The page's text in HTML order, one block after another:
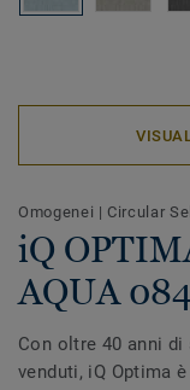
Omogenei | Circular
iQ
AQUA
Con oltre 40 anni
venduti, iQ Optima